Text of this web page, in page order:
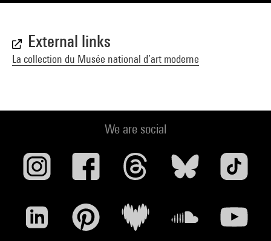
External links
La collection du Musée national d’art moderne
We are social